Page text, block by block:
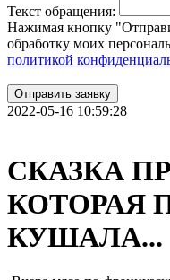
Текст обращения:
Нажимая кнопку
обработку моих
политикой
Отправить заявку
2022-05-16 10:59:28
СКАЗКА
КОТОРАЯ
КУШАЛА...